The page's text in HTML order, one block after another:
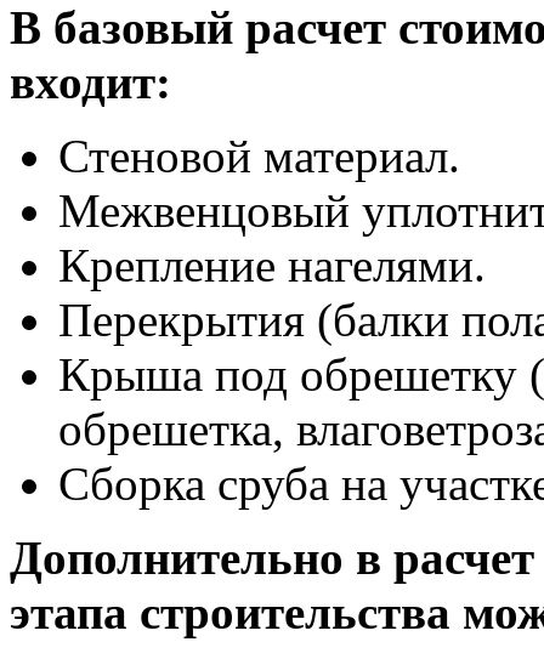
В базовый расчет
входит:
Стеновой материал.
Межвенцовый
Крепление нагелями.
Перекрытия (балки
Крыша под обрешетку
обрешетка,
Сборка сруба на
Дополнительно в
этапа строительства